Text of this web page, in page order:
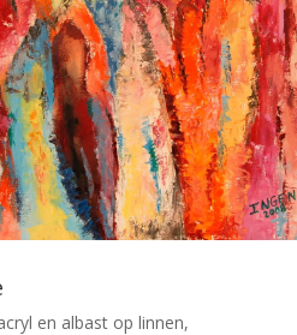
en albast op linnen,